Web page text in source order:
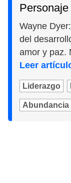
Wayne
del
amor y paz.
Leer
Liderazgo
Abundancia